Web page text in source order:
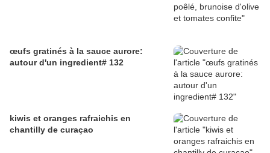
œufs gratinés à la sauce aurore:
autour d'un ingredient# 132
kiwis et oranges rafraichis en
chantilly de curaçao